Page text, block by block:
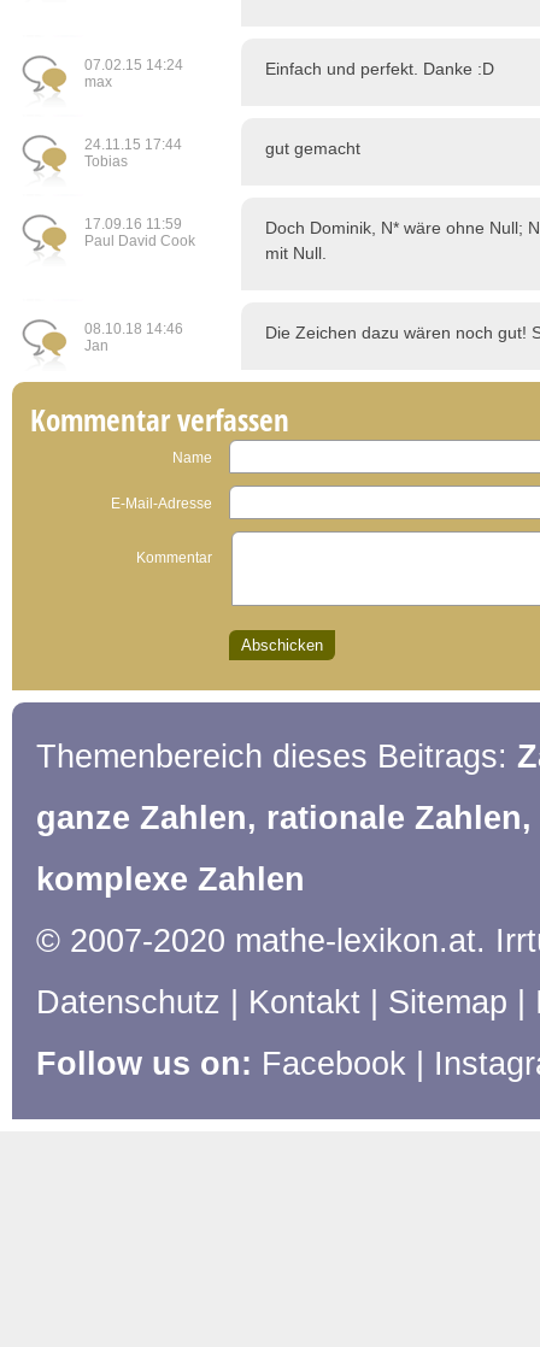
07.02.15 14:24
max
Einfach und perfekt. Danke :D
24.11.15 17:44
Tobias
gut gemacht
17.09.16 11:59
Paul David Cook
Doch Dominik, N* wäre ohne Null;
mit Null.
08.10.18 14:46
Jan
Die Zeichen dazu wären noch gut!
Kommentar verfassen
Name
E-Mail-Adresse
Kommentar
Themenbereich dieses Beitrags:
ganze Zahlen, rationale
komplexe Zahlen
© 2007-2020 mathe-lexikon.at.
Datenschutz
Kontakt Sitemap
Follow us on: Facebook